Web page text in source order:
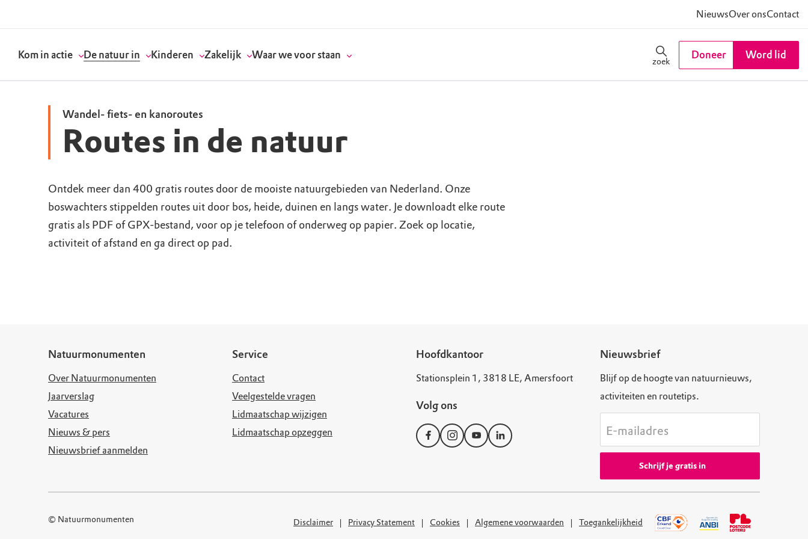
NieuwsOver onsContact
Kom in actie
Doneer
Word vrijwilliger
Werken bij
De natuur in
Routes
Natuurgebieden
Bezoekerscentra
Kinderen
Kinderactiviteiten
Verjaardagsfeestjes
Speeltips
Zakelijk
Geef een bedrijfsdonatie
Vergaderen in de natuur
Onze partners & supporters
Waar we voor staan
Onze visie
Actuele thema's
Wat wij doen
zoek
Doneer Word lid
Wandel- fiets- en kanoroutes
Routes in de natuur
Ontdek meer dan 400 gratis routes door de mooiste natuurgebieden van Nederland. Onze
boswachters stippelden routes uit door bos, heide, duinen en langs water. Je downloadt elke route
gratis als PDF of GPX-bestand, voor op je telefoon of onderweg op papier. Zoek op locatie,
activiteit of afstand en ga direct op pad.
Natuurmonumenten
Over Natuurmonumenten
Jaarverslag
Vacatures
Nieuws & pers
Nieuwsbrief aanmelden
Service
Contact
Veelgestelde vragen
Lidmaatschap wijzigen
Lidmaatschap opzeggen
Hoofdkantoor
Stationsplein 1, 3818 LE, Amersfoort
Volg ons
Nieuwsbrief
Blijf op de hoogte van natuurnieuws,
activiteiten en routetips.
E-mailadres
Schrijf je gratis in
© Natuurmonumenten Disclaimer Privacy Statement Cookies Algemene voorwaarden Toegankelijkheid